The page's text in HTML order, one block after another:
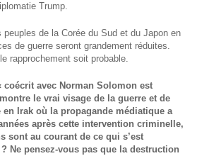
Trump.
peuples de la Corée du Sud et du Japon en
de guerre seront grandement réduites.
rapprochement soit probable.
coécrit avec Norman Solomon est
le vrai visage de la guerre et de
en Irak où la propagande médiatique a
après cette intervention criminelle,
sont au courant de ce qui s’est
Ne pensez-vous pas que la destruction